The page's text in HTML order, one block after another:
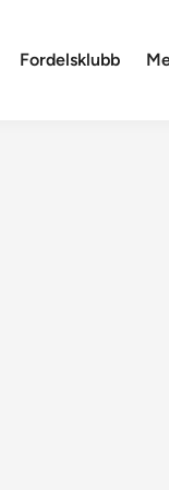
Fordelsklubb